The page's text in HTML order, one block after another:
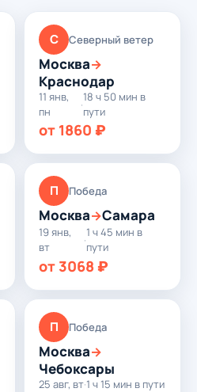
С Северный ветер
Москва→
Краснодар
11 янв,
пн
·
18 ч 50 мин в
пути
от 1860 ₽
П Победа
Москва→Самара
19 янв,
вт
·
1 ч 45 мин в
пути
от 3068 ₽
П Победа
Москва→
Чебоксары
25 авг, вт·1 ч 15 мин в пути